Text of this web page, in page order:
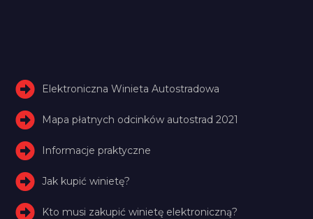
Elektroniczna Winieta Autostradowa
Mapa płatnych odcinków autostrad 2021
Informacje praktyczne
Jak kupić winietę?
Kto musi zakupić winietę elektroniczną?